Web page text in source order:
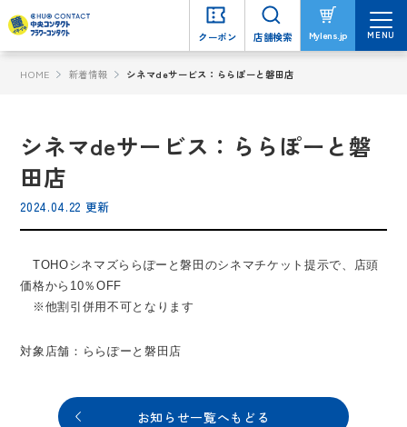
クーポン 店舗検索 Mylens.jp MENU
HOME 新着情報 シネマdeサービス：ららぽーと磐田店
シネマdeサービス：ららぽーと磐
田店
2024.04.22 更新
TOHOシネマズららぽーと磐田のシネマチケット提示で、店頭
価格から10％OFF
※他割引併用不可となります
対象店舗：ららぽーと磐田店
お知らせ一覧へもどる
クーポン 店舗検索 Mylens.jp MENU